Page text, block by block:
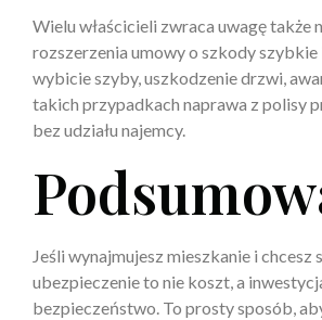
Wielu właścicieli zwraca uwagę także
rozszerzenia umowy o szkody szybkie
wybicie szyby, uszkodzenie drzwi,
takich przypadkach naprawa z polisy
bez udziału najemcy.
Jeśli wynajmujesz mieszkanie i chcesz
ubezpieczenie to nie koszt, a
bezpieczeństwo. To prosty sposób,